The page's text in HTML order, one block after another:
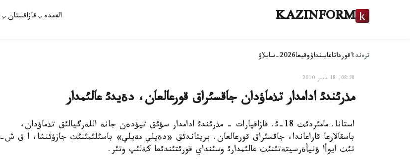
KAZINFORM الەمدە قازاقستان
ترەند:اقورداتاعايىنداۋوقيعا2026-سايلاۋ
08:28, 18 مامىر 2010
مذرئندئ ادامدار تذماؤدان جاقسئراق قورعالعان، دةيدئ عالئمدار
استانا. مامئردئث 18-ئ. قازاقپارات - مذرئندئ ادامدار سؤئق تيؤدةن جانة اللةرگيالئق تذماؤدان،
باسقالارعا قاراعاندا، جاقسئراق قورعالعان. بريتاندئق «دةيلي مةيلي» باسئلئمئنئث جازؤئنشا، ا ق ش-
تئث ايوأا ؤنيأةرسيتةتئنئث عالئمدارئ وسئنداي قورئتئندئعا كةلئپ وتئر.